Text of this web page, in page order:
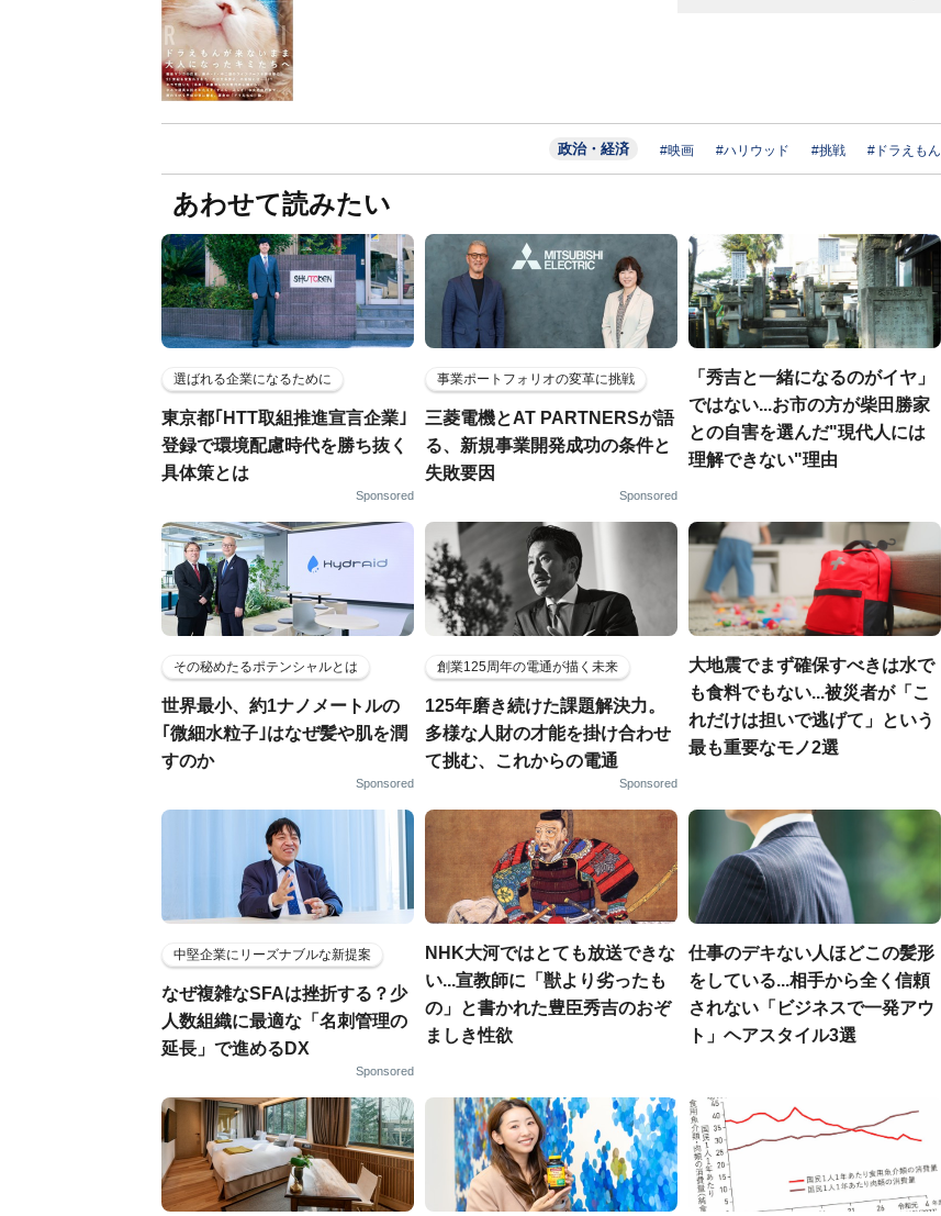
政治・経済 #映画 #ハリウッド #挑戦 #ドラえもん
あわせて読みたい
選ばれる企業になるために
東京都｢HTT取組推進宣言企業｣
登録で環境配慮時代を勝ち抜く
具体策とは
Sponsored
事業ポートフォリオの変革に挑戦
三菱電機とAT PARTNERSが語
る、新規事業開発成功の条件と
失敗要因
Sponsored
「秀吉と一緒になるのがイヤ」
ではない...お市の方が柴田勝家
との自害を選んだ"現代人には
理解できない"理由
その秘めたるポテンシャルとは
世界最小、約1ナノメートルの
｢微細水粒子｣はなぜ髪や肌を潤
すのか
Sponsored
創業125周年の電通が描く未来
125年磨き続けた課題解決力。
多様な人財の才能を掛け合わせ
て挑む、これからの電通
Sponsored
大地震でまず確保すべきは水で
も食料でもない...被災者が「こ
れだけは担いで逃げて」という
最も重要なモノ2選
中堅企業にリーズナブルな新提案
なぜ複雑なSFAは挫折する？少
人数組織に最適な「名刺管理の
延長」で進めるDX
Sponsored
NHK大河ではとても放送できな
い...宣教師に「獣より劣ったも
の」と書かれた豊臣秀吉のおぞ
ましき性欲
仕事のデキない人ほどこの髪形
をしている...相手から全く信頼
されない「ビジネスで一発アウ
ト」ヘアスタイル3選